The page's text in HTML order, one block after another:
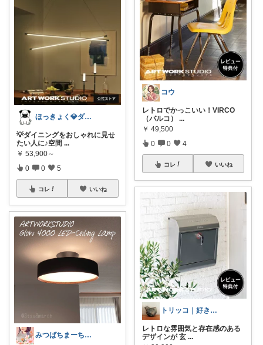
ほっきょく💎ダイヤモンド会員💎
💡ダイニングをおしゃれに見せ
たい人に♪空間 ...
￥ 53,900～
0 0 5
コレ いいね
みつばちまーちᵀᴴᴬᴺᴷ ᵞᴼᵁ ◡̈*
コウ
​レトロでかっこいい！VIRCO
（バルコ）
...
￥ 49,500
0 0 4
コレ いいね
トリッコ｜好きな雑貨・インテリア
レトロな雰囲気と存在感のある
デザインが 玄 ...